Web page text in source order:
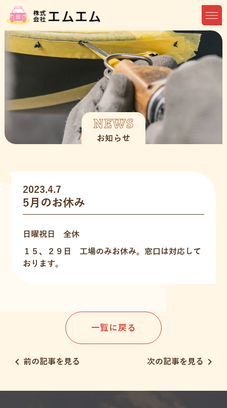
NEWS
お知らせ
2023.4.7
5月のお休み
日曜祝日 全休
１５、２９日 工場のみお休み。窓口は対応して
おります。
一覧に戻る
chevron_left 前の記事を見る 次の記事を見る chevron_right